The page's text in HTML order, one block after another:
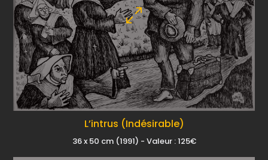
L’intrus (Indésirable)
36 x 50 cm (1991) - Valeur : 125€